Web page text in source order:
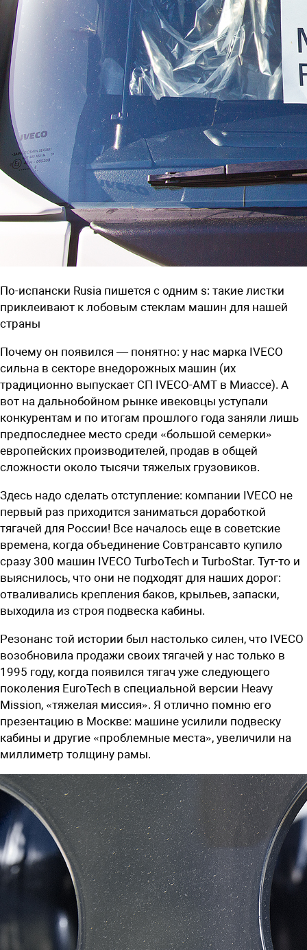
По-испански Rusia пишется с одним s: такие листки
приклеивают к лобовым стеклам машин для нашей
страны
Почему он появился — понятно: у нас марка IVECO
сильна в секторе внедорожных машин (их
традиционно выпускает СП IVECO-АМТ в Миассе). А
вот на дальнобойном рынке ивековцы уступали
конкурентам и по итогам прошлого года заняли лишь
предпоследнее место среди «большой семерки»
европейских производителей, продав в общей
сложности около тысячи тяжелых грузовиков.
Здесь надо сделать отступление: компании IVECO не
первый раз приходится заниматься доработкой
тягачей для России! Все началось еще в советские
времена, когда объединение ­Совтрансавто купило
сразу 300 машин IVECO ­TurboTech и TurboStar. Тут-то и
выяснилось, что они не подходят для наших дорог:
отваливались крепления баков, крыльев, запаски,
выходила из строя подвеска кабины.
Резонанс той истории был настолько силен, что IVECO
возобновила продажи своих тягачей у нас только в
1995 году, когда появился тягач уже следующего
поколения EuroTech в специальной версии Heavy
Mission, «тяжелая миссия». Я отлично помню его
презентацию в Москве: машине усилили подвеску
кабины и другие «проблемные места», увеличили на
миллиметр толщину рамы.